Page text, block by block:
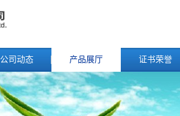
公司动态 产品展厅 证书荣誉